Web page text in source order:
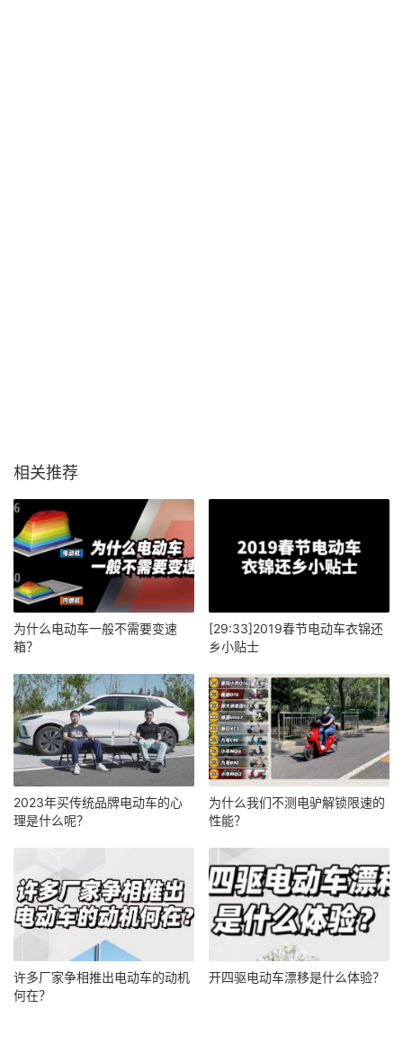
相关推荐
​为什么电动车一般不需要变速
箱？
[29:33]2019春节电动车衣锦还
乡小贴士
2023年买传统品牌电动车的心
理是什么呢？
为什么我们不测电驴解锁限速的
性能？
许多厂家争相推出电动车的动机
何在？ ​
开四驱电动车漂移是什么体验？